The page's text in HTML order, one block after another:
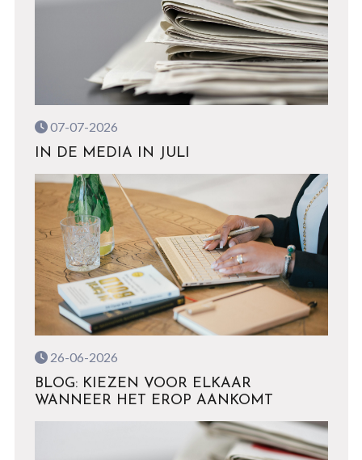
07-07-2026
IN DE MEDIA IN JULI
26-06-2026
BLOG: KIEZEN VOOR ELKAAR
WANNEER HET EROP AANKOMT